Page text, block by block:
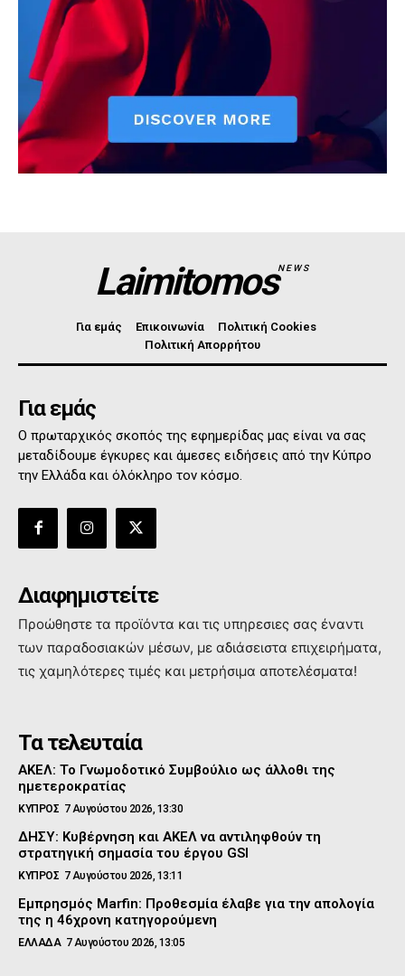
LaimitomosNEWS
Για εμάς Επικοινωνία
Πολιτική Cookies
Πολιτική Απορρήτου
Για εμάς
Ο πρωταρχικός σκοπός της εφημερίδας μας είναι να σας
μεταδίδουμε έγκυρες και άμεσες ειδήσεις από την Κύπρο
την Ελλάδα και όλόκληρο τον κόσμο.
Διαφημιστείτε
Προώθηστε τα προϊόντα και τις υπηρεσιες σας έναντι
των παραδοσιακών μέσων, με αδιάσειστα επιχειρήματα,
τις χαμηλότερες τιμές και μετρήσιμα αποτελέσματα!
Τα τελευταία
ΑΚΕΛ: Το Γνωμοδοτικό Συμβούλιο ως άλλοθι της
ημετεροκρατίας
ΚΥΠΡΟΣ 7 Αυγούστου 2026, 13:30
ΔΗΣΥ: Κυβέρνηση και ΑΚΕΛ να αντιληφθούν τη
στρατηγική σημασία του έργου GSI
ΚΥΠΡΟΣ 7 Αυγούστου 2026, 13:11
Εμπρησμός Marfin: Προθεσμία έλαβε για την απολογία
της η 46χρονη κατηγορούμενη
ΕΛΛΑΔΑ 7 Αυγούστου 2026, 13:05